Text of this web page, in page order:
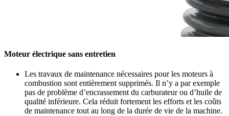
Moteur électrique sans entretien
Les travaux de maintenance nécessaires pour les moteurs à
combustion sont entièrement supprimés. Il n’y a par exemple
pas de problème d’encrassement du carburateur ou d’huile de
qualité inférieure. Cela réduit fortement les efforts et les coûts
de maintenance tout au long de la durée de vie de la machine.